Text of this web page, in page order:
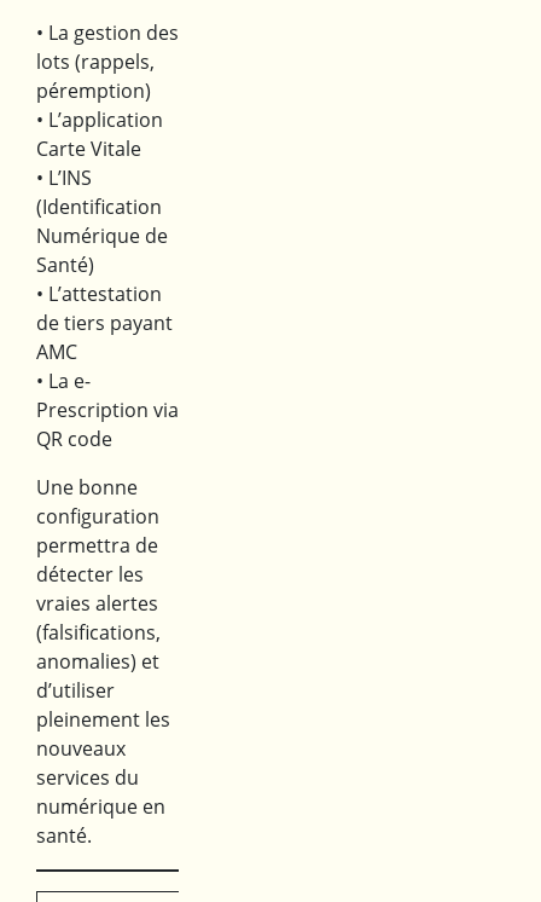
• La gestion des
lots (rappels,
péremption)
• L’application
Carte Vitale
• L’INS
(Identification
Numérique de
Santé)
• L’attestation
de tiers payant
AMC
• La e-
Prescription via
QR code
Une bonne
configuration
permettra de
détecter les
vraies alertes
(falsifications,
anomalies) et
d’utiliser
pleinement les
nouveaux
services du
numérique en
santé.